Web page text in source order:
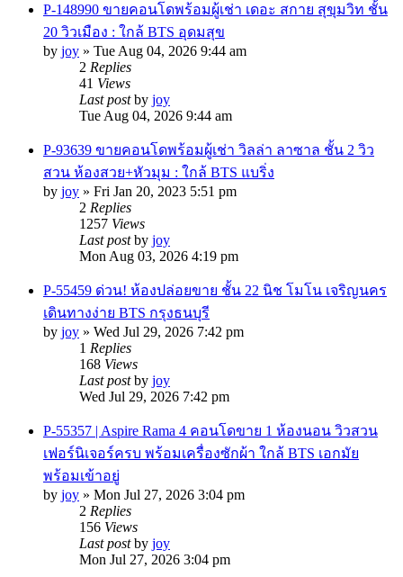
P-148990 ขายคอนโดพร้อมผู้เช่า เดอะ สกาย สุขุมวิท ชั้น
20 วิวเมือง : ใกล้ BTS อุดมสุข
by joy » Tue Aug 04, 2026 9:44 am
2 Replies
41 Views
Last postby joy
Tue Aug 04, 2026 9:44 am
P-93639 ขายคอนโดพร้อมผู้เช่า วิลล่า ลาซาล ชั้น 2 วิว
สวน ห้องสวย+หัวมุม : ใกล้ BTS แบริ่ง
by joy » Fri Jan 20, 2023 5:51 pm
2 Replies
1257 Views
Last postby joy
Mon Aug 03, 2026 4:19 pm
P-55459 ด่วน! ห้องปล่อยขาย ชั้น 22 นิช โมโน เจริญนคร
เดินทางง่าย BTS กรุงธนบุรี
by joy » Wed Jul 29, 2026 7:42 pm
1 Replies
168 Views
Last postby joy
Wed Jul 29, 2026 7:42 pm
P-55357 | Aspire Rama 4 คอนโดขาย 1 ห้องนอน วิวสวน
เฟอร์นิเจอร์ครบ พร้อมเครื่องซักผ้า ใกล้ BTS เอกมัย
พร้อมเข้าอยู่
by joy » Mon Jul 27, 2026 3:04 pm
2 Replies
156 Views
Last postby joy
Mon Jul 27, 2026 3:04 pm